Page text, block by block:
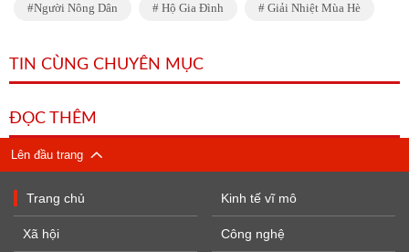
Người Nông Dân Hộ Gia Đình Giải Nhiệt Mùa Hè
TIN CÙNG CHUYÊN MỤC
ĐỌC THÊM
Lên đầu trang
Trang chủ
Xã hội
Kinh tế vĩ mô
Công nghệ